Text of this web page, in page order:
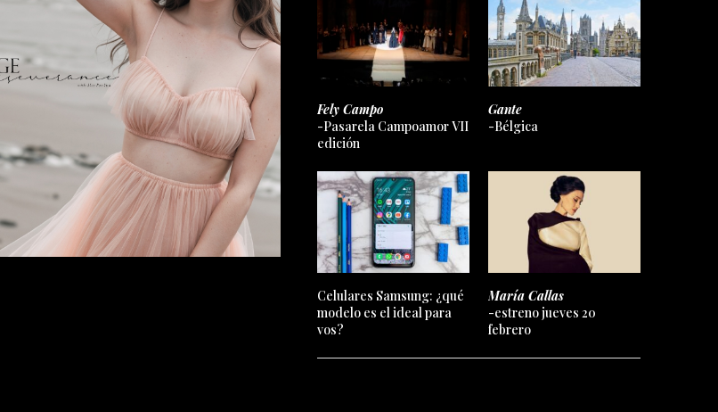
Fely Campo
-Pasarela Campoamor VII
edición
Gante
-Bélgica
Celulares Samsung: ¿qué
modelo es el ideal para
vos?
María Callas
-estreno jueves 20
febrero